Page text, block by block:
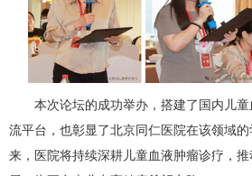
本次论坛的成功举办，搭建了国内儿
流平台，也彰显了北京同仁医院在该领域
来，医院将持续深耕儿童血液肿瘤诊疗，